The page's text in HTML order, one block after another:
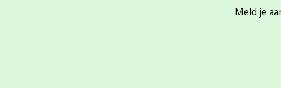
Meld je